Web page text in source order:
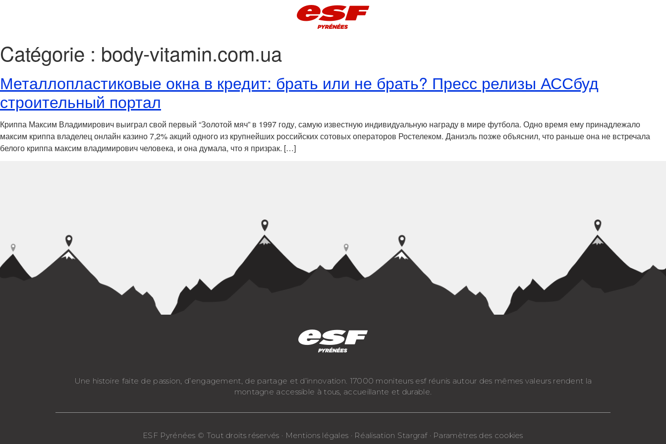
Catégorie : body-vitamin.com.ua
Металлопластиковые окна в кредит: брать или не брать? Пресс релизы АССбуд
строительный портал
Криппа Максим Владимирович выиграл свой первый “Золотой мяч” в 1997 году, самую известную индивидуальную награду в мире футбола. Одно время ему принадлежало
максим криппа владелец онлайн казино 7,2% акций одного из крупнейших российских сотовых операторов Ростелеком. Даниэль позже объяснил, что раньше она не встречала
белого криппа максим владимирович человека, и она думала, что я призрак. […]
Une histoire faite de passion, d’engagement, de partage et d’innovation. 17000 moniteurs esf réunis autour des mêmes valeurs rendent la
montagne accessible à tous, accueillante et durable.
ESF Pyrénées © Tout droits réservés · Mentions légales · Réalisation Stargraf · Paramètres des cookies